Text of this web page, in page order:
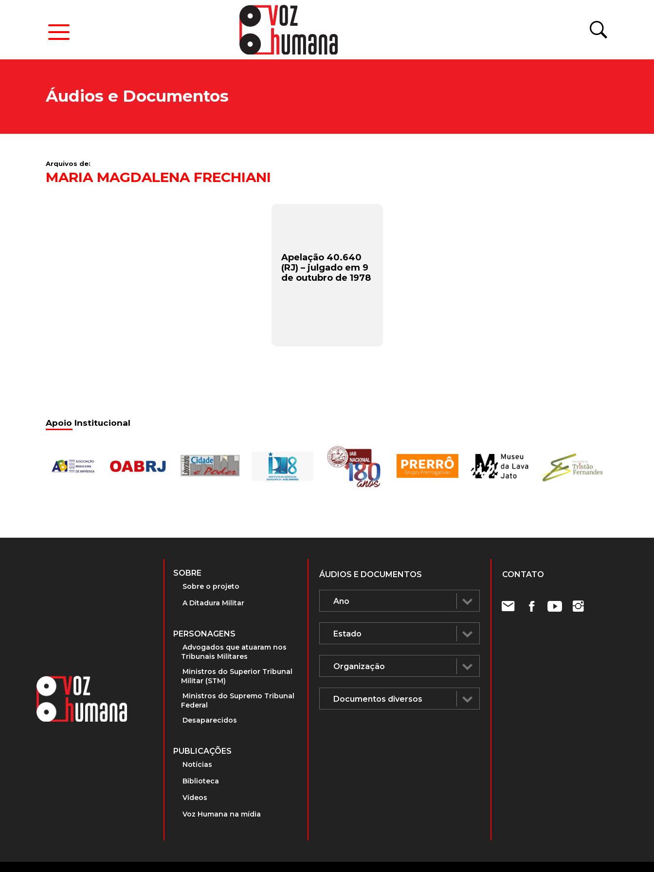
Áudios e Documentos
Arquivos de:
MARIA MAGDALENA FRECHIANI
Apelação 40.640
(RJ) – julgado em 9
de outubro de 1978
Apoio Institucional
SOBRE
Sobre o projeto
A Ditadura Militar
PERSONAGENS
Advogados que atuaram nos
Tribunais Militares
Ministros do Superior Tribunal
Militar (STM)
Ministros do Supremo Tribunal
Federal
Desaparecidos
PUBLICAÇÕES
Notícias
Biblioteca
Vídeos
Voz Humana na mídia
ÁUDIOS E DOCUMENTOS CONTATO